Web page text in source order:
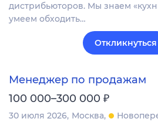
дистрибьюторов. Мы знаем
умеем обходить…
Откликнуться
Менеджер по продажам
100 000–300 000 ₽
30 июля 2026 Москва